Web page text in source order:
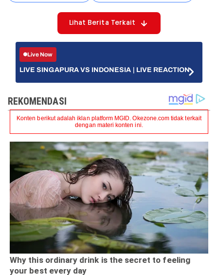
Lihat Berita Terkait
Live Now
LIVE SINGAPURA VS INDONESIA | LIVE REACTION